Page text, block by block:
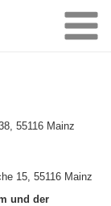
55116 Mainz
15, 55116 Mainz
und der